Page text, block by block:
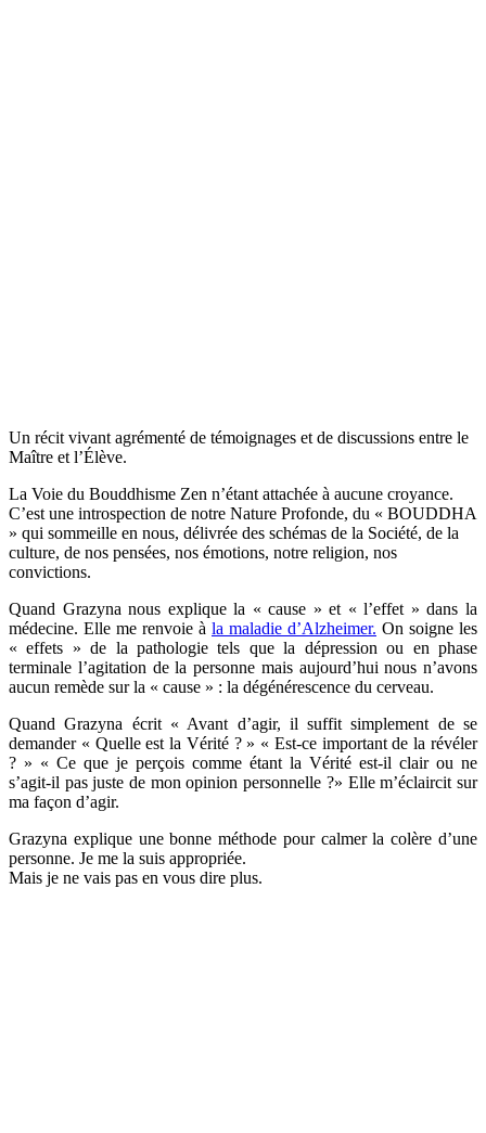
Un récit vivant agrémenté de témoignages et de discussions entre le
Maître et l’Élève.
La Voie du Bouddhisme Zen n’étant attachée à aucune croyance.
C’est une introspection de notre Nature Profonde, du « BOUDDHA
» qui sommeille en nous, délivrée des schémas de la Société, de la
culture, de nos pensées, nos émotions, notre religion, nos
convictions.
Quand Grazyna nous explique la « cause » et « l’effet » dans la
médecine. Elle me renvoie à la maladie d’Alzheimer. On soigne les
« effets » de la pathologie tels que la dépression ou en phase
terminale l’agitation de la personne mais aujourd’hui nous n’avons
aucun remède sur la « cause » : la dégénérescence du cerveau.
Quand Grazyna écrit « Avant d’agir, il suffit simplement de se
demander « Quelle est la Vérité ? » « Est-ce important de la révéler
? » « Ce que je perçois comme étant la Vérité est-il clair ou ne
s’agit-il pas juste de mon opinion personnelle ?» Elle m’éclaircit sur
ma façon d’agir.
Grazyna explique une bonne méthode pour calmer la colère d’une
personne. Je me la suis appropriée.
Mais je ne vais pas en vous dire plus.